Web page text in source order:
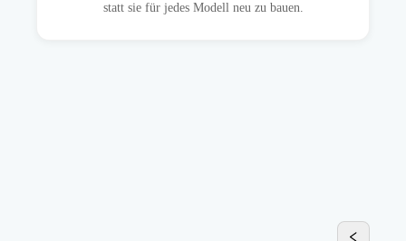
statt sie für jedes Modell neu zu bauen.